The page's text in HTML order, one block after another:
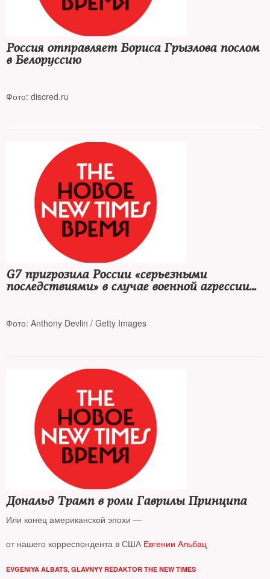
Россия отправляет Бориса Грызлова послом
в Белоруссию
Фото: discred.ru
G7 пригрозила России «серьезными
последствиями» в случае военной агрессии
Фото: Anthony Devlin / Getty Images
министров иностранных дел государств «Большой семерки» в
Дональд Трамп в роли Гаврилы Принципа
Или конец американской эпохи —
от нашего корреспондента в США Евгении Альбац
EVGENIYA ALBATS, GLAVNYY REDAKTOR THE NEW TIMES